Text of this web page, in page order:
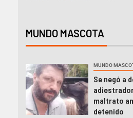
MUNDO MASCOTA
MUNDO
Se negó a
maltrato
detenido